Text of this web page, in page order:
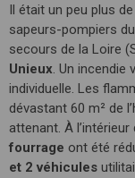
Il était un peu plus
sapeurs-pompiers
secours de la Loire
Unieux. Un incendie
individuelle. Les
dévastant 60 m² de
attenant. À
fourrage ont été
et 2 véhicules